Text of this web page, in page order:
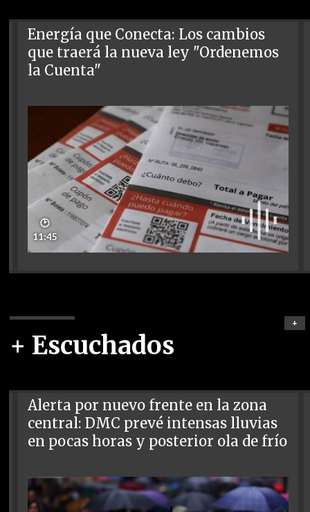
Energía que Conecta: Los cambios
que traerá la nueva ley "Ordenemos
la Cuenta"
🕑
11:45
+ Escuchados
+
Alerta por nuevo frente en la zona
central: DMC prevé intensas lluvias
en pocas horas y posterior ola de frío